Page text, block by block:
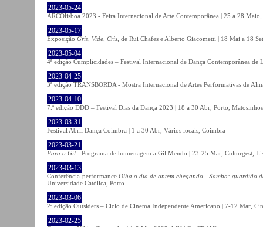
2023-05-24
ARCOlisboa 2023 - Feira Internacional de Arte Contemporânea | 25 a 28
2023-05-17
Exposição Gris, Vide, Cris , de Rui Chafes e Alberto Giacometti | 18 Mai a 18
2023-05-04
4ª edição Cumplicidades – Festival Internacional de Dança Contemporânea
2023-04-25
3ª edição TRANSBORDA - Mostra Internacional de Artes Performativas de
2023-04-10
7.ª edição DDD – Festival Dias da Dança 2023 | 18 a 30 Abr, Porto,
2023-03-31
Festival Abril Dança Coimbra | 1 a 30 Abr, Vários locais, Coimbra
2023-03-21
Para o Gil - Programa de homenagem a Gil Mendo | 23-25 Mar, Culturgest,
2023-03-13
Conferência-performance Olha o dia de ontem chegando - Samba: guardião
Universidade Católica, Porto
2023-03-06
2ª edição Outsiders – Ciclo de Cinema Independente Americano | 7-12 Mar,
2023-02-25